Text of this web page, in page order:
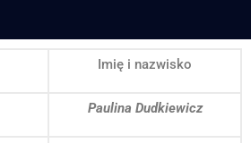
Imię i nazwisko
Paulina Dudkiewicz